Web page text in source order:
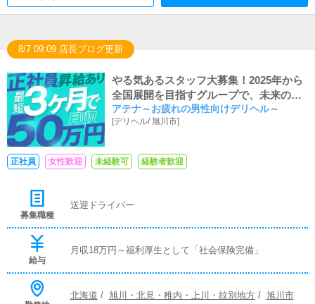
8/7 09:09 店長ブログ更新
やる気あるスタッフ大募集！2025年から
全国展開を目指すグループで、未来の店
長！
アテナ～お疲れの男性向けデリヘル～
[デリヘル/ 旭川市]
正社員 女性歓迎 未経験可 経験者歓迎
募集職種
送迎ドライバー
給与
月収18万円～福利厚生として「社会保険完備」
北海道 / 旭川・北見・稚内・上川・紋別地方/ 旭川市